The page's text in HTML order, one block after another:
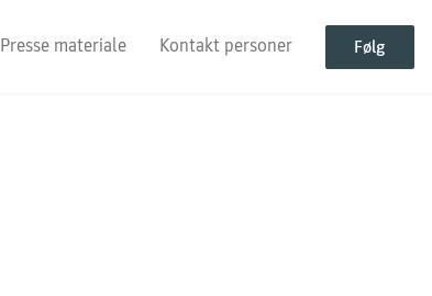
Presse materiale Kontakt personer Følg